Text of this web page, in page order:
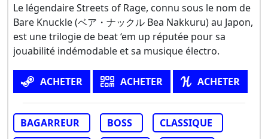
Le légendaire Streets of Rage, connu sous le nom de
Bare Knuckle (ベア・ナックル Bea Nakkuru) au Japon,
est une trilogie de beat ‘em up réputée pour sa
jouabilité indémodable et sa musique électro.
ACHETER ACHETER ACHETER
BAGARREUR BOSS
CLASSIQUE